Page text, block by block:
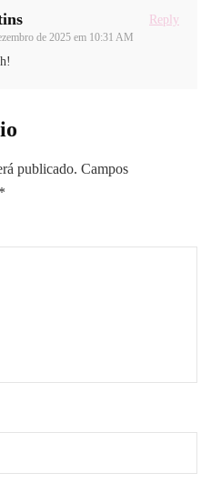
de 2025 em 10:31 AM
Reply
publicado. Campos
*